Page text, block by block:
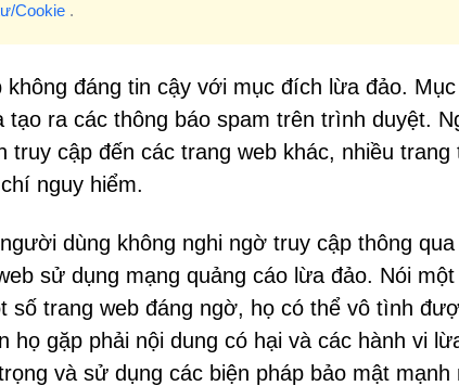
Cookie .
đáng tin cậy với mục đích lừa đảo.
ra các thông báo spam trên trình duyệt.
cập đến các trang web khác, nhiều trang
nguy hiểm.
dùng không nghi ngờ truy cập thông qua
sử dụng mạng quảng cáo lừa đảo. Nói
số trang web đáng ngờ, họ có thể vô tình
họ gặp phải nội dung có hại và các hành vi
và sử dụng các biện pháp bảo mật mạnh